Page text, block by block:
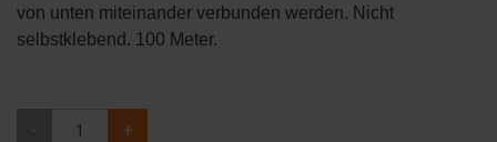
von unten miteinander verbunden werden. Nicht
selbstklebend. 100 Meter.
+